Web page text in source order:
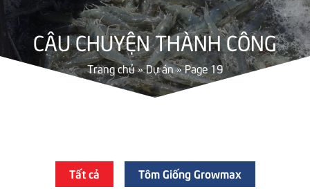
CÂU CHUYỆN THÀNH CÔNG
Trang chủ»Dự án»Page 19
Tất cả
Tôm Giống Growmax